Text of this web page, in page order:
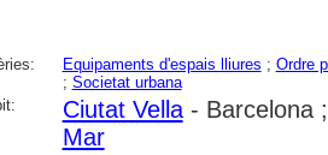
Equipaments d'espais lliures ; Ordre
; Societat urbana
Ciutat Vella- Barcelona
Mar